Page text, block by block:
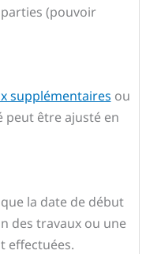
parties (pouvoir
supplémentaires ou
peut être ajusté en
la date de début
des travaux ou une
effectuées.